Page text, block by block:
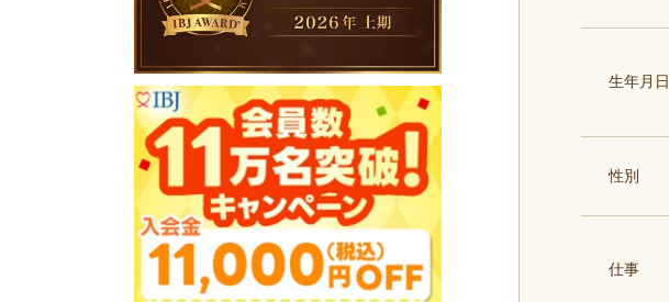
生年月日
性別
仕事